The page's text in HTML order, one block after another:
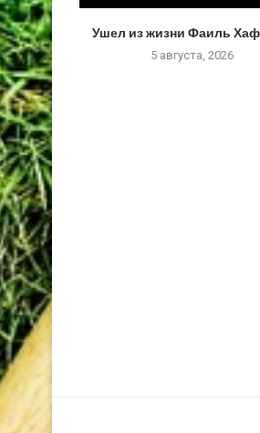
Ушел из жизни Фаиль
5 августа, 2026